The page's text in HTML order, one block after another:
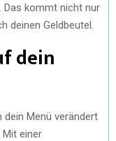
Das kommt nicht nur
deinen Geldbeutel.
dein
Menü verändert
Mit einer